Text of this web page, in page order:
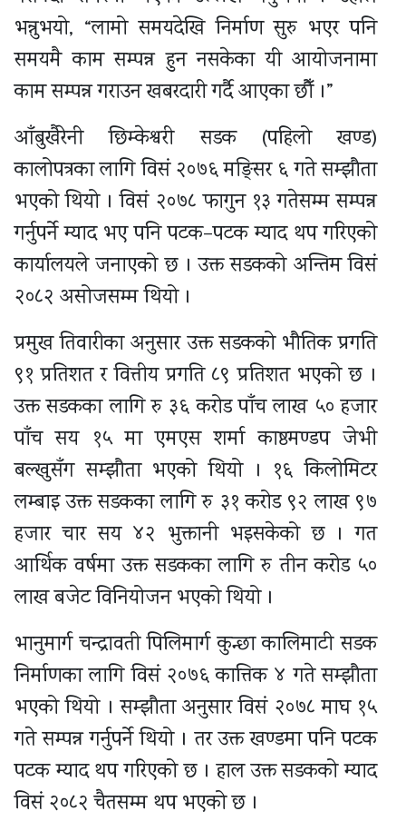
भन्नुभयो, “लामो समयदेखि निर्माण सुरु भएर पनि
समयमै काम सम्पन्न हुन नसकेका यी आयोजनामा
काम सम्पन्न गराउन खबरदारी गर्दै आएका छौँ ।”
आँबुखैरेनी छिम्केश्वरी सडक (पहिलो खण्ड)
कालोपत्रका लागि विसं २०७६ मङ्सिर ६ गते सम्झौता
भएको थियो । विसं २०७८ फागुन १३ गतेसम्म सम्पन्न
गर्नुपर्ने म्याद भए पनि पटक–पटक म्याद थप गरिएको
कार्यालयले जनाएको छ । उक्त सडकको अन्तिम विसं
२०८२ असोजसम्म थियो ।
प्रमुख तिवारीका अनुसार उक्त सडकको भौतिक प्रगति
९१ प्रतिशत र वित्तीय प्रगति ८९ प्रतिशत भएको छ ।
उक्त सडकका लागि रु ३६ करोड पाँच लाख ५० हजार
पाँच सय १५ मा एमएस शर्मा काष्ठमण्डप जेभी
बल्खुसँग सम्झौता भएको थियो । १६ किलोमिटर
लम्बाइ उक्त सडकका लागि रु ३१ करोड ९२ लाख ९७
हजार चार सय ४२ भुक्तानी भइसकेको छ । गत
आर्थिक वर्षमा उक्त सडकका लागि रु तीन करोड ५०
लाख बजेट विनियोजन भएको थियो ।
भानुमार्ग चन्द्रावती पिलिमार्ग कुन्छा कालिमाटी सडक
निर्माणका लागि विसं २०७६ कात्तिक ४ गते सम्झौता
भएको थियो । सम्झौता अनुसार विसं २०७८ माघ १५
गते सम्पन्न गर्नुपर्ने थियो । तर उक्त खण्डमा पनि पटक
पटक म्याद थप गरिएको छ । हाल उक्त सडकको म्याद
विसं २०८२ चैतसम्म थप भएको छ ।